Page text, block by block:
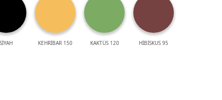
SİYAH KEHRİBAR 150 KAKTÜS 120 HİBİSKUS 95